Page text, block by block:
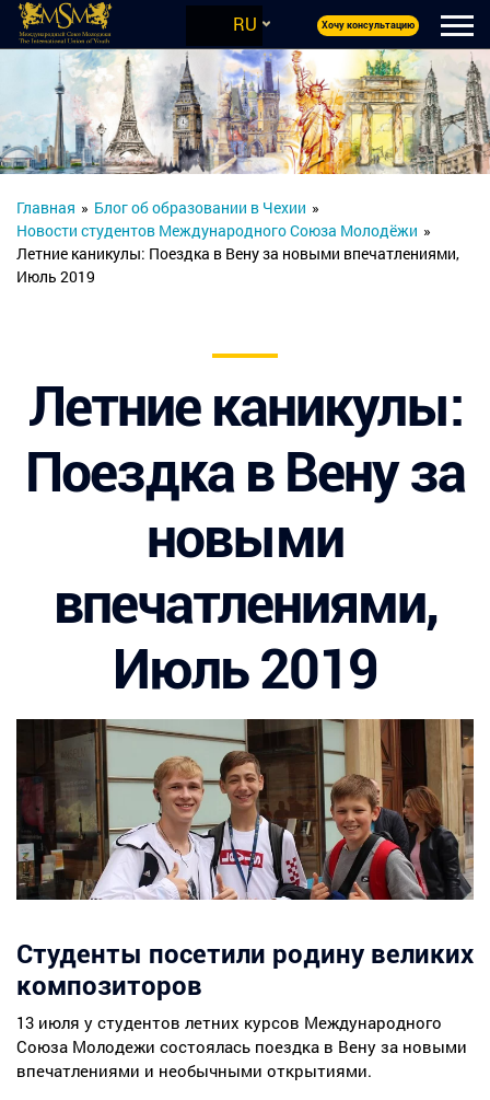
RU Хочу консультацию
Главная » Блог об образовании в Чехии »
Новости студентов Международного Союза Молодёжи »
Летние каникулы: Поездка в Вену за новыми впечатлениями,
Июль 2019
Летние каникулы:
Поездка в Вену за
новыми
впечатлениями,
Июль 2019
Студенты посетили родину великих
композиторов
13 июля у студентов летних курсов Международного
Союза Молодежи состоялась поездка в Вену за новыми
впечатлениями и необычными открытиями.